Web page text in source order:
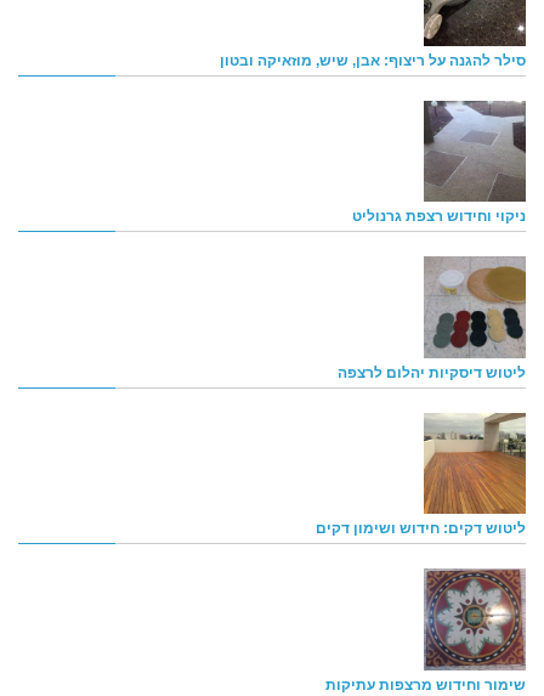
סילר להגנה על ריצוף: אבן, שיש, מוזאיקה ובטון
ניקוי וחידוש רצפת גרנוליט
ליטוש דיסקיות יהלום לרצפה
ליטוש דקים: חידוש ושימון דקים
שימור וחידוש מרצפות עתיקות